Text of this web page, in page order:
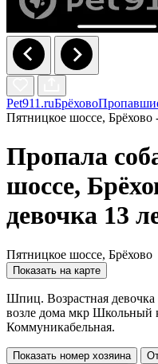
Pet911.ruБрёхово
Пятницкое шоссе, Брёхово
Пропала
шоссе,
девочка 13
Пятницкое шоссе, Брёхово
Показать на карте
Шпиц. Возрастная
возле дома мкр Школьный
Коммуникабельная.
Показать номер хозяина